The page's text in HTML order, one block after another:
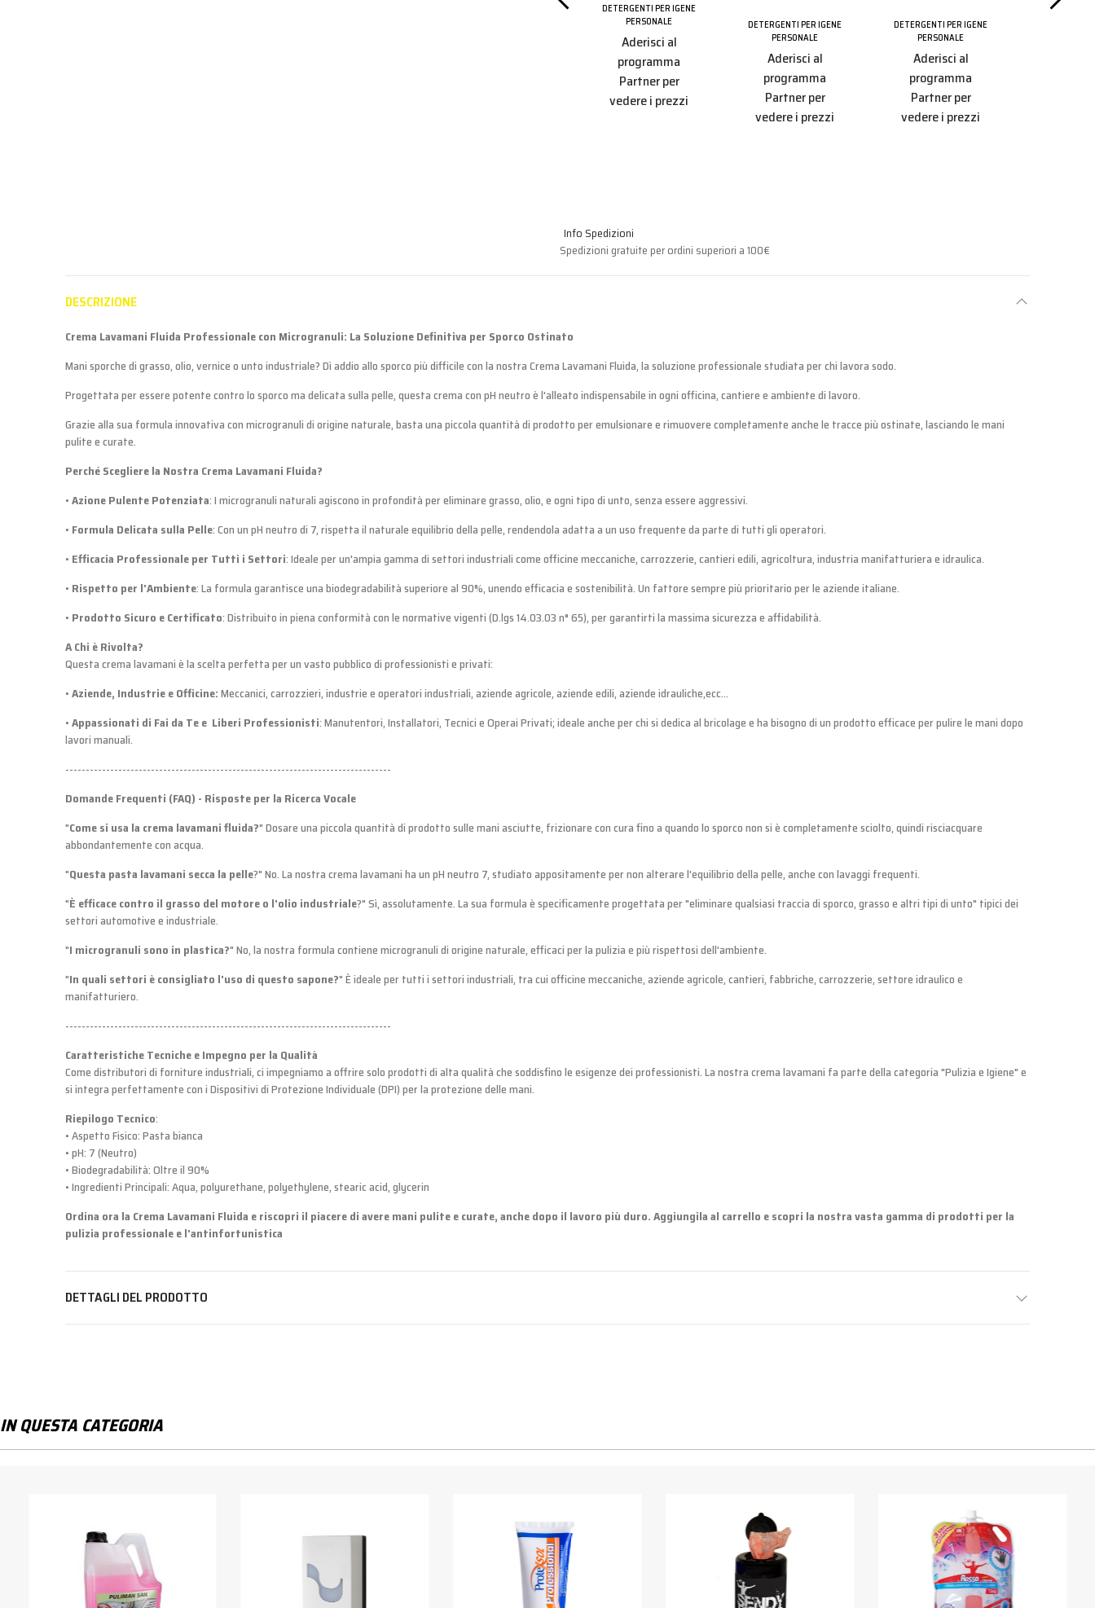
DETERGENTI PER IGENE
PERSONALE
Aderisci al
programma
Partner per
vedere i prezzi
DETERGENTI PER IGENE
PERSONALE
Aderisci al
programma
Partner per
vedere i prezzi
DETERGENTI PER IGENE
PERSONALE
Aderisci al
programma
Partner per
vedere i prezzi
Info Spedizioni
Spedizioni gratuite per ordini superiori a 100€
DESCRIZIONE
Crema Lavamani Fluida Professionale con Microgranuli: La Soluzione Definitiva per Sporco Ostinato
Mani sporche di grasso, olio, vernice o unto industriale? Dì addio allo sporco più difficile con la nostra Crema Lavamani Fluida, la soluzione professionale studiata per chi lavora sodo.
Progettata per essere potente contro lo sporco ma delicata sulla pelle, questa crema con pH neutro è l'alleato indispensabile in ogni officina, cantiere e ambiente di lavoro.
Grazie alla sua formula innovativa con microgranuli di origine naturale, basta una piccola quantità di prodotto per emulsionare e rimuovere completamente anche le tracce più ostinate, lasciando le mani
pulite e curate.
Perché Scegliere la Nostra Crema Lavamani Fluida?
•Azione Pulente Potenziata: I microgranuli naturali agiscono in profondità per eliminare grasso, olio, e ogni tipo di unto, senza essere aggressivi.
• Formula Delicata sulla Pelle: Con un pH neutro di 7, rispetta il naturale equilibrio della pelle, rendendola adatta a un uso frequente da parte di tutti gli operatori.
• Efficacia Professionale per Tutti i Settori: Ideale per un'ampia gamma di settori industriali come officine meccaniche, carrozzerie, cantieri edili, agricoltura, industria manifatturiera e idraulica.
• Rispetto per l'Ambiente: La formula garantisce una biodegradabilità superiore al 90%, unendo efficacia e sostenibilità. Un fattore sempre più prioritario per le aziende italiane.
• Prodotto Sicuro e Certificato: Distribuito in piena conformità con le normative vigenti (D.lgs 14.03.03 n° 65), per garantirti la massima sicurezza e affidabilità.
A Chi è Rivolta?
Questa crema lavamani è la scelta perfetta per un vasto pubblico di professionisti e privati:
•Aziende, Industrie e Officine:Meccanici, carrozzieri, industrie e operatori industriali, aziende agricole, aziende edili, aziende idrauliche,ecc...
•Appassionati di Fai da Te e Liberi Professionisti: Manutentori, Installatori, Tecnici e Operai Privati; ideale anche per chi si dedica al bricolage e ha bisogno di un prodotto efficace per pulire le mani dopo
lavori manuali.
--------------------------------------------------------------------------------
Domande Frequenti (FAQ) - Risposte per la Ricerca Vocale
"Come si usa la crema lavamani fluida?" Dosare una piccola quantità di prodotto sulle mani asciutte, frizionare con cura fino a quando lo sporco non si è completamente sciolto, quindi risciacquare
abbondantemente con acqua.
"Questa pasta lavamani secca la pelle?" No. La nostra crema lavamani ha un pH neutro 7, studiato appositamente per non alterare l'equilibrio della pelle, anche con lavaggi frequenti.
"È efficace contro il grasso del motore o l'olio industriale?" Sì, assolutamente. La sua formula è specificamente progettata per "eliminare qualsiasi traccia di sporco, grasso e altri tipi di unto" tipici dei
settori automotive e industriale.
"I microgranuli sono in plastica?" No, la nostra formula contiene microgranuli di origine naturale, efficaci per la pulizia e più rispettosi dell'ambiente.
"In quali settori è consigliato l'uso di questo sapone?" È ideale per tutti i settori industriali, tra cui officine meccaniche, aziende agricole, cantieri, fabbriche, carrozzerie, settore idraulico e
manifatturiero.
--------------------------------------------------------------------------------
Caratteristiche Tecniche e Impegno per la Qualità
Come distributori di forniture industriali, ci impegniamo a offrire solo prodotti di alta qualità che soddisfino le esigenze dei professionisti. La nostra crema lavamani fa parte della categoria "Pulizia e Igiene" e
si integra perfettamente con i Dispositivi di Protezione Individuale (DPI) per la protezione delle mani.
Riepilogo Tecnico:
• Aspetto Fisico: Pasta bianca
• pH: 7 (Neutro)
• Biodegradabilità: Oltre il 90%
• Ingredienti Principali: Aqua, polyurethane, polyethylene, stearic acid, glycerin
Ordina ora la Crema Lavamani Fluida e riscopri il piacere di avere mani pulite e curate, anche dopo il lavoro più duro. Aggiungila al carrello e scopri la nostra vasta gamma di prodotti per la
pulizia professionale e l'antinfortunistica
DETTAGLI DEL PRODOTTO
IN QUESTA CATEGORIA